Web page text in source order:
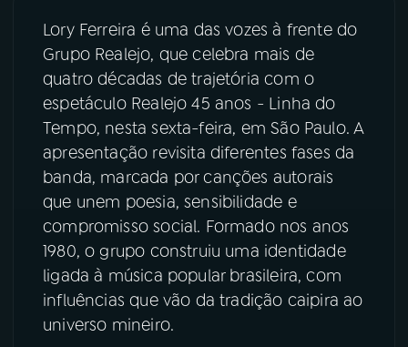
06 VIDEOCASTS
07 ÚLTIMAS
FESTIVAL DE MÚSICA
ACOMPANHE A RÁDIO NACIONAL
YouTube Facebook
Instagram
TikTok
Lory Ferreira é uma das vozes à frente do
Grupo Realejo, que celebra mais de
quatro décadas de trajetória com o
espetáculo Realejo 45 anos - Linha do
Tempo, nesta sexta-feira, em São Paulo. A
apresentação revisita diferentes fases da
banda, marcada por canções autorais
que unem poesia, sensibilidade e
compromisso social. Formado nos anos
1980, o grupo construiu uma identidade
ligada à música popular brasileira, com
influências que vão da tradição caipira ao
universo mineiro.